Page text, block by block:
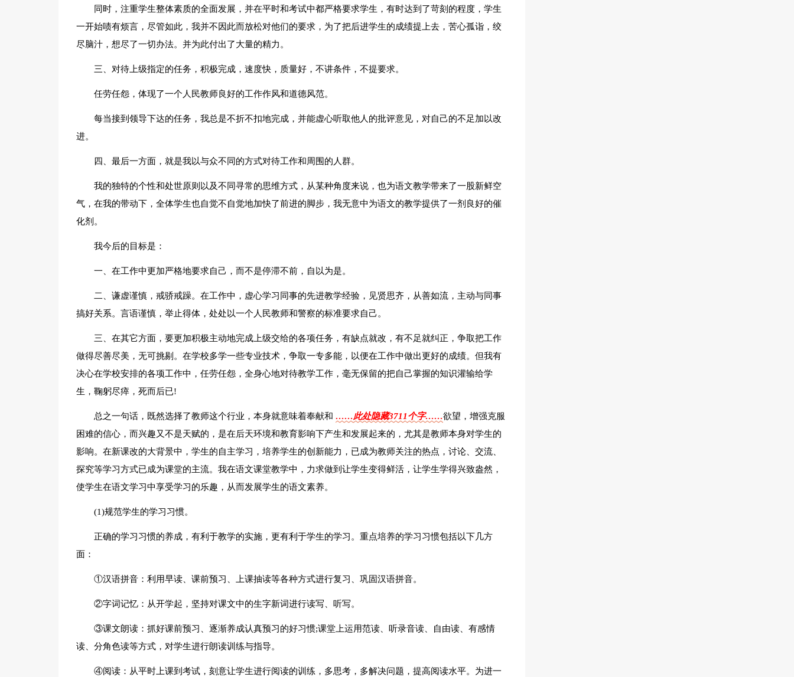
同时，注重学生整体素质的全面发展，并在平时和考试中都严格要求学生，有时达到了苛刻的程度，学生
一开始啧有烦言，尽管如此，我并不因此而放松对他们的要求，为了把后进学生的成绩提上去，苦心孤诣，绞
尽脑汁，想尽了一切办法。并为此付出了大量的精力。
三、对待上级指定的任务，积极完成，速度快，质量好，不讲条件，不提要求。
任劳任怨，体现了一个人民教师良好的工作作风和道德风范。
每当接到领导下达的任务，我总是不折不扣地完成，并能虚心听取他人的批评意见，对自己的不足加以改
进。
四、最后一方面，就是我以与众不同的方式对待工作和周围的人群。
我的独特的个性和处世原则以及不同寻常的思维方式，从某种角度来说，也为语文教学带来了一股新鲜空
气，在我的带动下，全体学生也自觉不自觉地加快了前进的脚步，我无意中为语文的教学提供了一剂良好的催
化剂。
我今后的目标是：
一、在工作中更加严格地要求自己，而不是停滞不前，自以为是。
二、谦虚谨慎，戒骄戒躁。在工作中，虚心学习同事的先进教学经验，见贤思齐，从善如流，主动与同事
搞好关系。言语谨慎，举止得体，处处以一个人民教师和警察的标准要求自己。
三、在其它方面，要更加积极主动地完成上级交给的各项任务，有缺点就改，有不足就纠正，争取把工作
做得尽善尽美，无可挑剔。在学校多学一些专业技术，争取一专多能，以便在工作中做出更好的成绩。但我有
决心在学校安排的各项工作中，任劳任怨，全身心地对待教学工作，毫无保留的把自己掌握的知识灌输给学
生，鞠躬尽瘁，死而后已!
总之一句话，既然选择了教师这个行业，本身就意味着奉献和 ……此处隐藏3711个字……欲望，增强克服
困难的信心，而兴趣又不是天赋的，是在后天环境和教育影响下产生和发展起来的，尤其是教师本身对学生的
影响。在新课改的大背景中，学生的自主学习，培养学生的创新能力，已成为教师关注的热点，讨论、交流、
探究等学习方式已成为课堂的主流。我在语文课堂教学中，力求做到让学生变得鲜活，让学生学得兴致盎然，
使学生在语文学习中享受学习的乐趣，从而发展学生的语文素养。
(1)规范学生的学习习惯。
正确的学习习惯的养成，有利于教学的实施，更有利于学生的学习。重点培养的学习习惯包括以下几方
面：
①汉语拼音：利用早读、课前预习、上课抽读等各种方式进行复习、巩固汉语拼音。
②字词记忆：从开学起，坚持对课文中的生字新词进行读写、听写。
③课文朗读：抓好课前预习、逐渐养成认真预习的好习惯;课堂上运用范读、听录音读、自由读、有感情
读、分角色读等方式，对学生进行朗读训练与指导。
④阅读：从平时上课到考试，刻意让学生进行阅读的训练，多思考，多解决问题，提高阅读水平。为进一